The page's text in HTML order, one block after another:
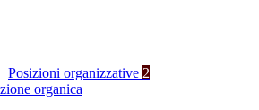
Posizioni organizzative 2
organica